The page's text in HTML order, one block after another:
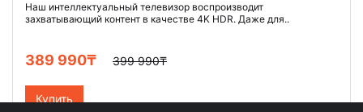
Наш интеллектуальный телевизор воспроизводит
захватывающий контент в качестве 4K HDR. Даже для..
389 990₸ 399 990₸
Купить